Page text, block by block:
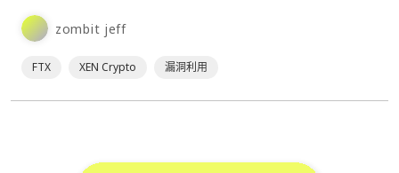
成本鑄造了 17,000 次 XEN 代幣。該社群在文章中指出：⋯
zombit jeff
FTX XEN Crypto 漏洞利用